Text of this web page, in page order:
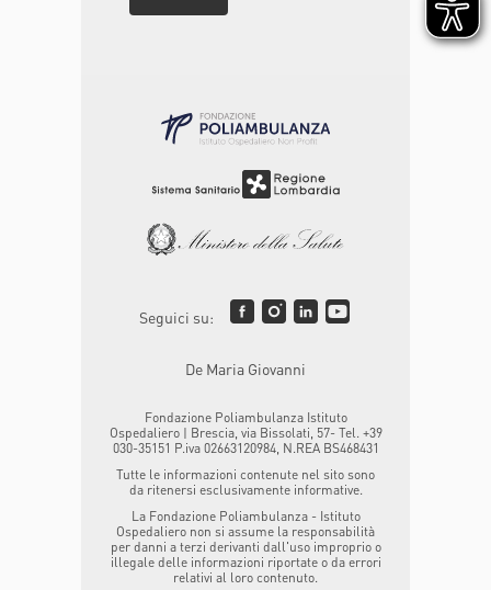
Seguici su:
De Maria Giovanni
Fondazione Poliambulanza Istituto
Ospedaliero | Brescia, via Bissolati, 57- Tel. +39
030-35151 P.iva 02663120984, N.REA BS468431
Tutte le informazioni contenute nel sito sono
da ritenersi esclusivamente informative.
La Fondazione Poliambulanza - Istituto
Ospedaliero non si assume la responsabilità
per danni a terzi derivanti dall'uso improprio o
illegale delle informazioni riportate o da errori
relativi al loro contenuto.